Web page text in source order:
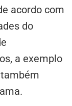
acordo com
do
a exemplo